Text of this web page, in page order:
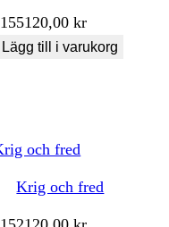
155120,00kr
Lägg till i varukorg
Krig och fred